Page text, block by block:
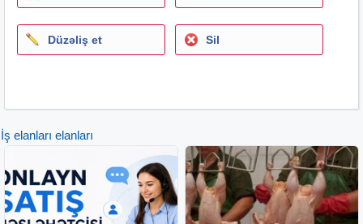
Düzəliş et Sil
İş elanları elanları